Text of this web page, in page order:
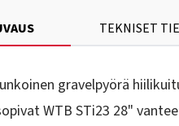
TEKNISET
gravelpyörä
WTB STi23 28"